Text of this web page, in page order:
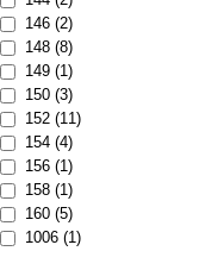
146 (2)
148 (8)
149 (1)
150 (3)
152 (11)
154 (4)
156 (1)
158 (1)
160 (5)
1006 (1)